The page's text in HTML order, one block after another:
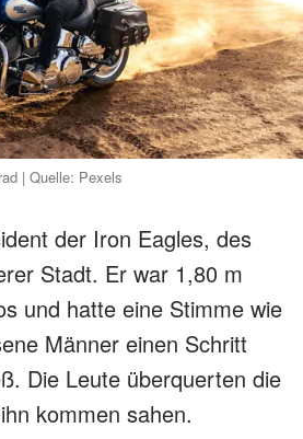
| Quelle: Pexels
der Iron Eagles, des
Stadt. Er war 1,80 m
und hatte eine Stimme wie
Männer einen Schritt
Die Leute überquerten die
kommen sahen.